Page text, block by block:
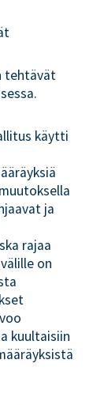
tehtävät
käytti
ja
rajaa
on
kuultaisiin